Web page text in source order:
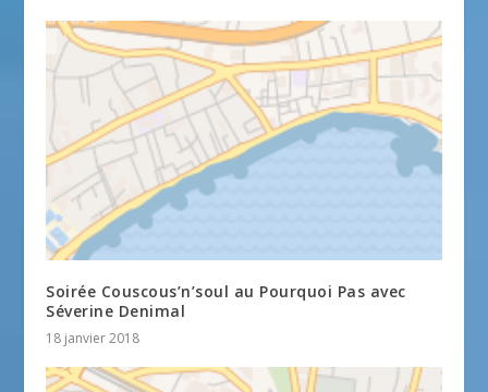
Soirée Couscous’n’soul au Pourquoi Pas avec
Séverine Denimal
18 janvier 2018